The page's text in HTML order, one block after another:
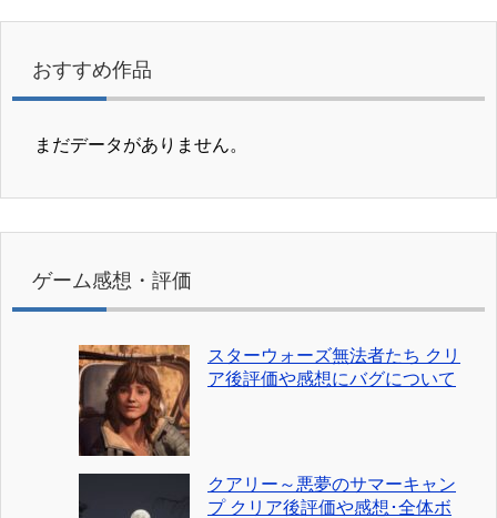
おすすめ作品
まだデータがありません。
ゲーム感想・評価
スターウォーズ無法者たち クリ
ア後評価や感想にバグについて
クアリー～悪夢のサマーキャン
プ クリア後評価や感想･全体ボ